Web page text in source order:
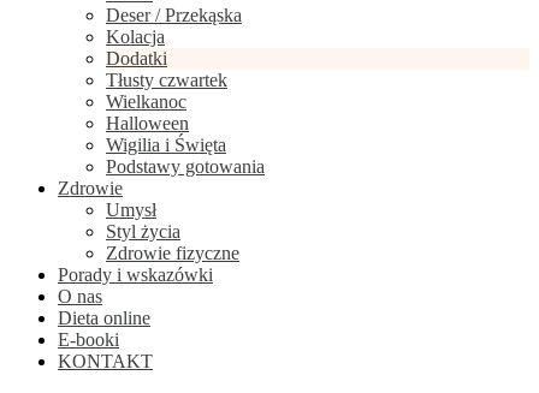
Deser / Przekąska
Kolacja
Dodatki
Tłusty czwartek
Wielkanoc
Halloween
Wigilia i Święta
Podstawy gotowania
Zdrowie
Umysł
Styl życia
Zdrowie fizyczne
Porady i wskazówki
O nas
Dieta online
E-booki
KONTAKT